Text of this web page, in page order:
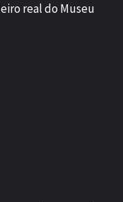
real do Museu